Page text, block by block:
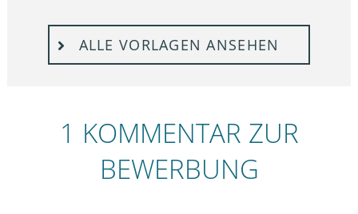
ALLE VORLAGEN ANSEHEN
1 KOMMENTAR ZUR
BEWERBUNG